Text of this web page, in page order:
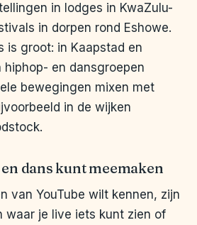
in lodges in KwaZulu-
in dorpen rond Eshowe.
is groot: in Kaapstad en
hiphop- en dansgroepen
bewegingen mixen met
in de wijken
dans kunt meemaken
van YouTube wilt kennen, zijn
waar je live iets kunt zien of